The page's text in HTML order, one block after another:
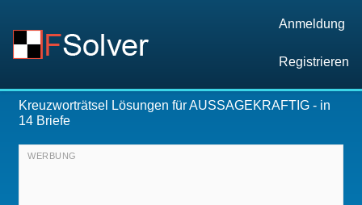
Anmeldung
Registrieren
Kreuzworträtsel Lösungen fürAUSSAGEKRAFTIG - in
14 Briefe